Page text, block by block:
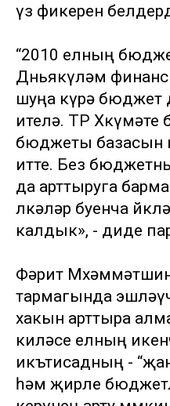
үз фикерен
“2010 елның
Дөньякүләм
шуңа күрә бюджет
ителә. ТР
бюджеты базасын
итте. Без
да арттыруга
өлкәләр буенча
калдык», - диде
Фәрит
тармагында
хакын арттыра
киләсе елның
икътисадның -
һәм җирле